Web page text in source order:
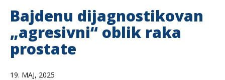
Bajdenu dijagnostikovan
„agresivni“ oblik raka
prostate
19. MAJ, 2025